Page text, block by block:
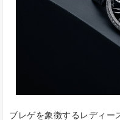
ブレゲを象徴するレディー